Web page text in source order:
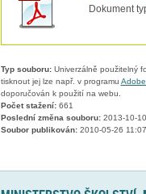
Dokument
Typ souboru:Univerzálně použitelný
tisknout jej lze např. v programu
doporučován k použití na webu.
Počet stažení:661
Poslední změna souboru:2013-10-
Soubor publikován:2010-05-26